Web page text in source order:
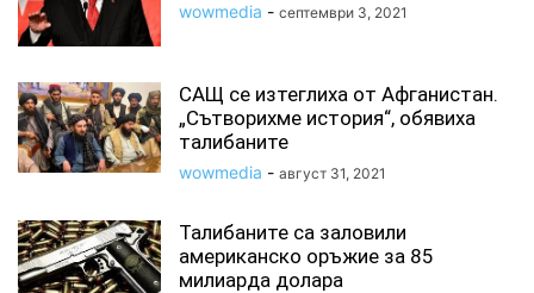
wowmedia - септември 3, 2021
САЩ се изтеглиха от Афганистан.
„Сътворихме история“, обявиха
талибаните
wowmedia - август 31, 2021
Талибаните са заловили
американско оръжие за 85
милиарда долара